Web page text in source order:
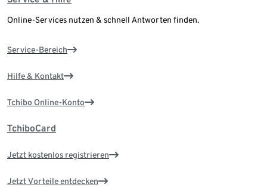
Online-Services nutzen & schnell Antworten finden.
Service-Bereich
Hilfe & Kontakt
Tchibo Online-Konto
TchiboCard
Jetzt kostenlos registrieren
Jetzt Vorteile entdecken